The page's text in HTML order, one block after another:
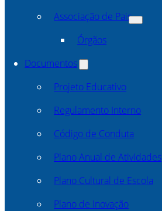
Associação de Pais
Órgãos
Documentos
Projeto Educativo
Regulamento Interno
Código de Conduta
Plano Anual de Atividades
Plano Cultural de Escola
Plano de Inovação